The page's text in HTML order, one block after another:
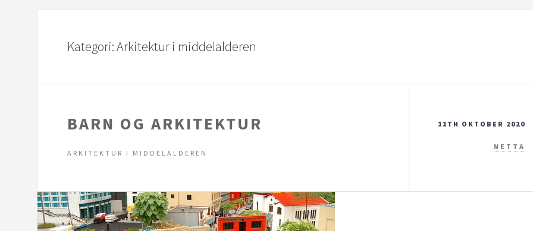
Kategori:Arkitektur i middelalderen
BARN OG ARKITEKTUR
ARKITEKTUR I MIDDELALDEREN
11TH OKTOBER 2020
NETTA